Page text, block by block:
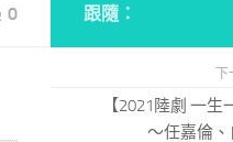
0 跟隨：
下
【2021陸劇 一
～任嘉倫